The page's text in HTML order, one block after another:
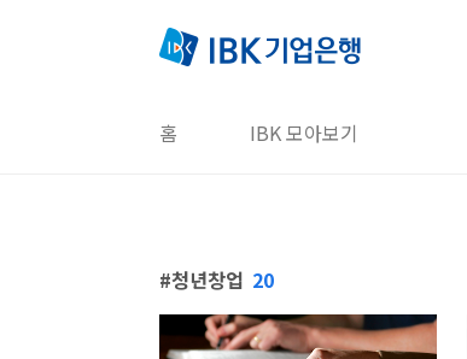
홈 IBK 모아보기
청년창업 20